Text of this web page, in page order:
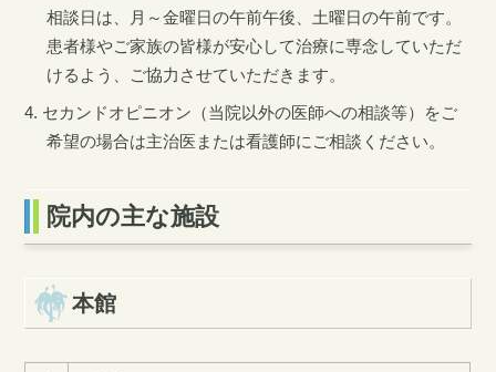
相談日は、月～金曜日の午前午後、土曜日の午前です。
患者様やご家族の皆様が安心して治療に専念していただ
けるよう、ご協力させていただきます。
セカンドオピニオン（当院以外の医師への相談等）をご
希望の場合は主治医または看護師にご相談ください。
院内の主な施設
本館